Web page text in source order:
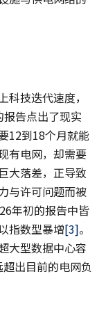
技迭代速度，
告点出了现实
12到18个月就能
有电网，却需要
大落差，正导致
与许可问题而被
年初的报告中皆
指数型暴增[3]。
大型数据中心容
出目前的电网负